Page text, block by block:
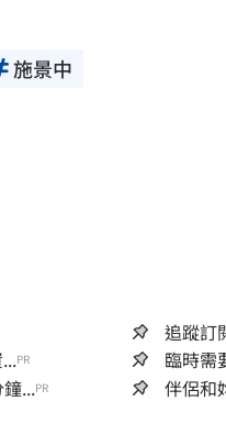
施景中
追蹤訂
PR 臨時需
...PR 伴侶和